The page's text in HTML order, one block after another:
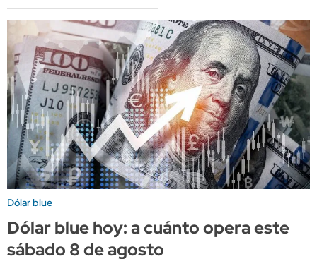
Dólar blue
Dólar blue hoy: a cuánto opera este
sábado 8 de agosto